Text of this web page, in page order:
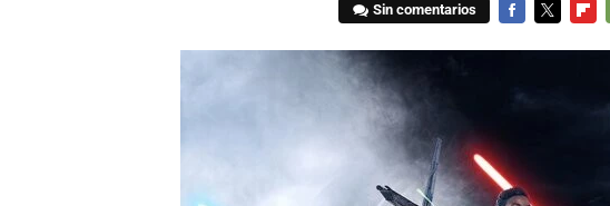
Sin comentarios